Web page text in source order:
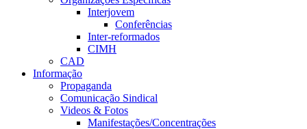
Interjovem
Conferências
Inter-reformados
CIMH
CAD
Informação
Propaganda
Comunicação Sindical
Videos & Fotos
Manifestações/Concentrações